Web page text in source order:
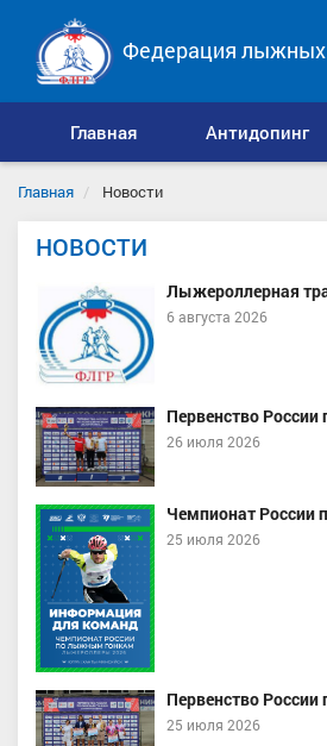
Федерация лыжных
Главная Антидопинг
Главная Новости
НОВОСТИ
Лыжероллерная
6 августа 2026
Первенство
26 июля 2026
Чемпионат
25 июля 2026
Первенство
25 июля 2026